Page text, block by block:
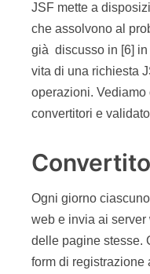
JSF mette a
che assolvono al
già discusso in [6]
vita di una richiesta
operazioni.
convertitori e
Ogni giorno
web e invia ai
delle pagine stesse.
form di registrazione